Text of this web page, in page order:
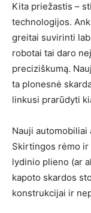
Kita priežastis –
technologijos.
greitai suvirinti
robotai tai daro
preciziškumą.
ta plonesnė
linkusi prarūdyti
Nauji
Skirtingos rėmo
lydinio plieno (ar
kapoto skardos
konstrukcijai ir